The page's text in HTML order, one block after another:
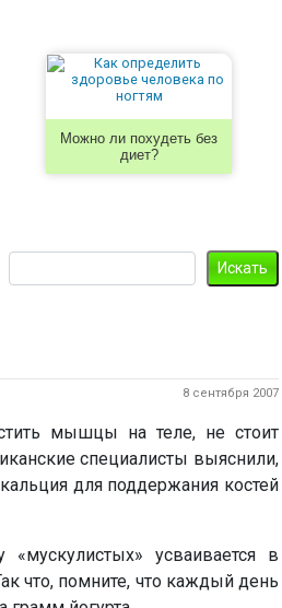
Можно ли похудеть без
диет?
8 сентября 2007
мышцы на теле, не стоит
специалисты выяснили,
для поддержания костей
усваивается в
что, помните, что каждый день